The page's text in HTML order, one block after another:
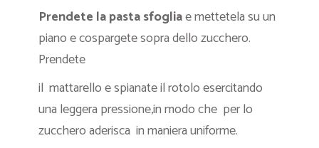
Prendete la pasta sfogliae mettetela su un
piano e cospargete sopra dello zucchero.
Prendete
il mattarello e spianate il rotolo esercitando
una leggera pressione,in modo che per lo
zucchero aderisca in maniera uniforme.